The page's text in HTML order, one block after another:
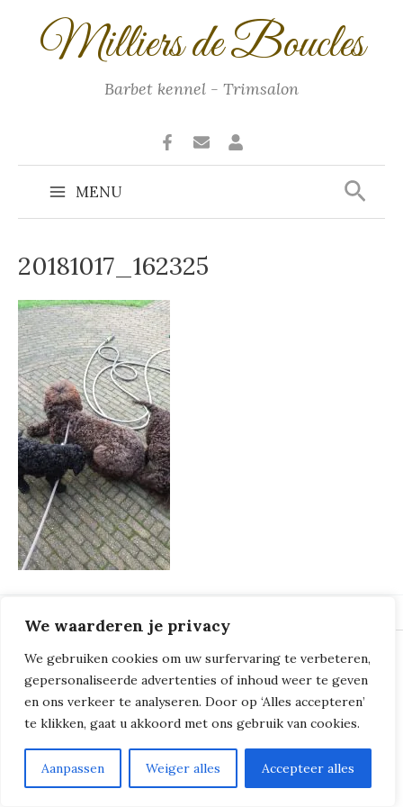
We waarderen je privacy
We gebruiken cookies om uw surfervaring te verbeteren,
gepersonaliseerde advertenties of inhoud weer te geven
en ons verkeer te analyseren. Door op ‘Alles accepteren’
te klikken, gaat u akkoord met ons gebruik van cookies.
Aanpassen Weiger alles Accepteer alles
Milliers de Boucles
Barbet kennel - Trimsalon
Main
Menu
MENU
20181017_162325
© 2018 - 2026Milliers de Boucles